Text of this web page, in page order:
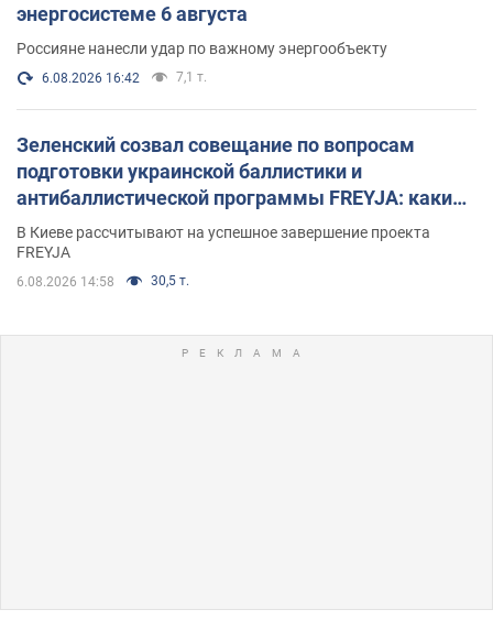
энергосистеме 6 августа
Россияне нанесли удар по важному энергообъекту
6.08.2026 16:42 7,1 т.
Зеленский созвал совещание по вопросам
подготовки украинской баллистики и
антибаллистической программы FREYJA: какие
решения готовятся
В Киеве рассчитывают на успешное завершение проекта
FREYJA
6.08.2026 14:58 30,5 т.